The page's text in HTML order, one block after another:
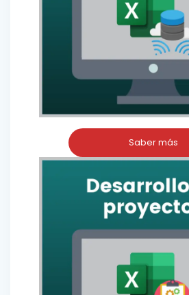
Saber más